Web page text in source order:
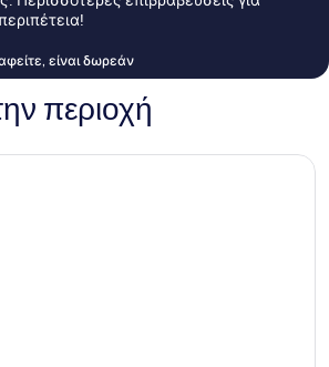
είναι δωρεάν
περιοχή